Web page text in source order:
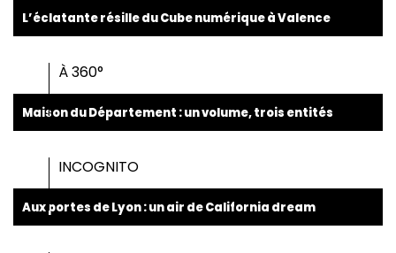
L’éclatante résille du Cube numérique à Valence
À 360°
Maison du Département : un volume, trois entités
INCOGNITO
Aux portes de Lyon : un air de California dream